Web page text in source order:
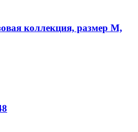
коллекция, размер M,